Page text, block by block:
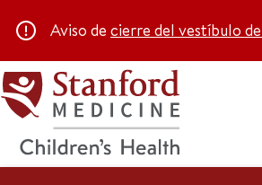
Aviso de cierre del vestíbulo